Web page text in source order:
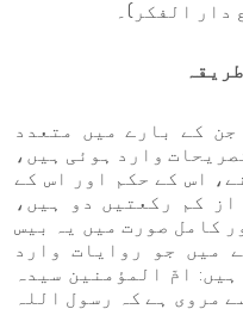
کے بارے میں متعدد
وارد ہوئی ہیں،
اس کے حکم اور اس کے
کم رکعتیں دو ہیں،
کامل صورت میں یہ بیس
میں جو روایات وارد
امّ المؤمنین سیدہ
مروی ہے کہ رسول اللہ